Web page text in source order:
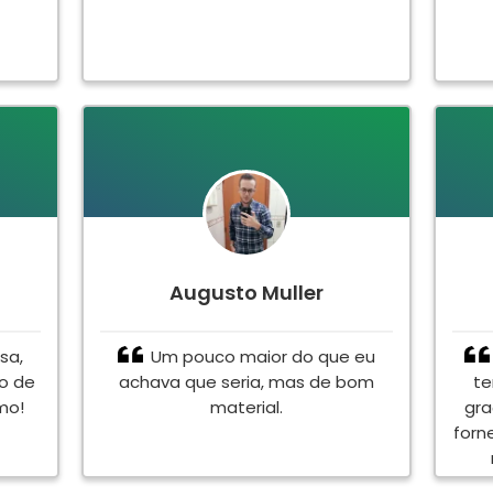
de
Augusto Muller
Um pouco maior do que eu
achava que seria, mas de bom
material.